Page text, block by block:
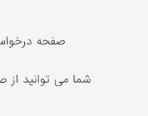
صفحه
شما می توانید از